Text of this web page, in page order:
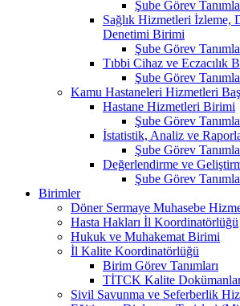
Şube Görev
Sağlık Hizmetleri İzleme,
Denetimi Birimi
Şube Görev
Tıbbi Cihaz ve Eczacılık
Şube Görev
Kamu Hastaneleri Hizmetleri
Hastane Hizmetleri Birimi
Şube Görev
İstatistik, Analiz ve
Şube Görev
Değerlendirme ve
Şube Görev
Birimler
Döner Sermaye Muhasebe
Hasta Hakları İl Koordinatörlüğü
Hukuk ve Muhakemat Birimi
İl Kalite Koordinatörlüğü
Birim Görev Tanımları
TİTCK Kalite
Sivil Savunma ve Seferberlik